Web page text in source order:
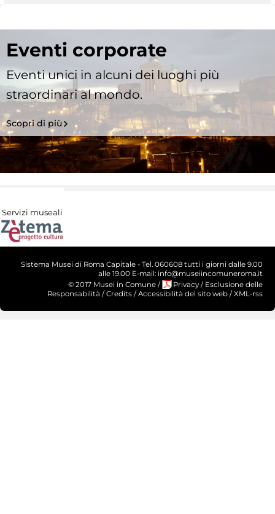
Eventi corporate
Eventi unici in alcuni dei luoghi più
straordinari al mondo.
Scopri di più
Servizi museali
Sistema Musei di Roma Capitale - Tel. 060608 tutti i giorni dalle 9.00
alle 19.00 E-mail: info@museiincomuneroma.it
© 2017 Musei in Comune / Privacy / Esclusione delle
Responsabilità / Credits / Accessibilità del sito web / XML-rss